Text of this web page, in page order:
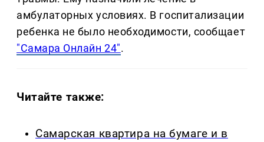
амбулаторных условиях. В госпитализации
ребенка не было необходимости, сообщает
"Самара Онлайн 24".
Читайте также:
Самарская квартира на бумаге и в